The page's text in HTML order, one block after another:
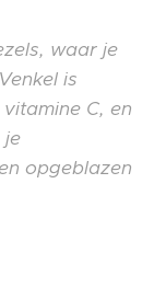
waar je
is
C, en
je
opgeblazen